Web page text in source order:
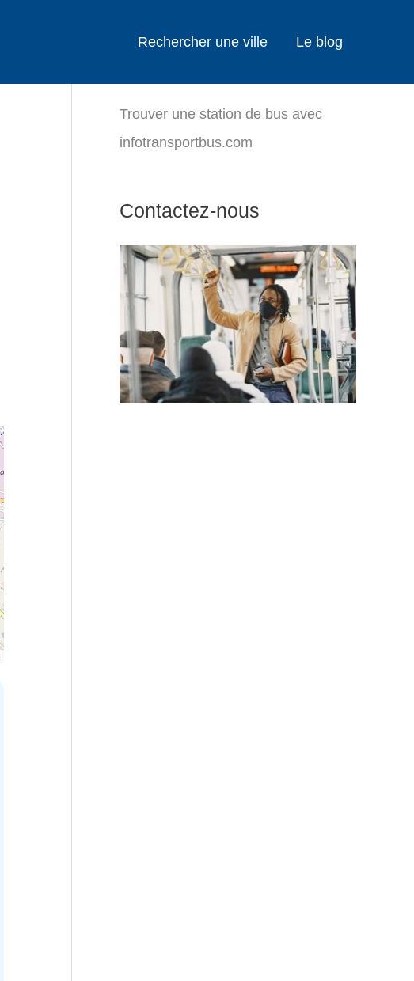
Rechercher une ville Le blog
Trouver une station de bus avec
infotransportbus.com
Contactez-nous